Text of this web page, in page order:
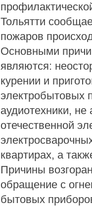
Тольятти
пожаров
Основными
являются:
курении и
электробытовых
аудиотехники, не
отечественной
квартирах, а
Причины
обращение с
бытовых